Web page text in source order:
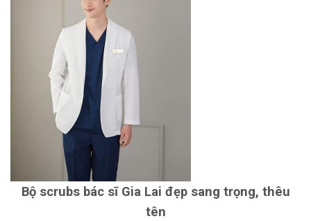
Bộ scrubs bác sĩ Gia Lai đẹp sang trọng, thêu
tên